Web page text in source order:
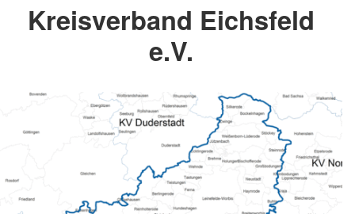
Kreisverband Eichsfeld
e.V.